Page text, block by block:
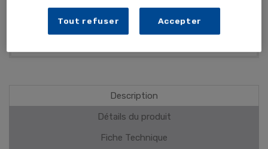
Découpe facile droite et gauche grâce aux lames ciselées
Description
Détails du produit
Fiche Technique
Tout refuser Accepter